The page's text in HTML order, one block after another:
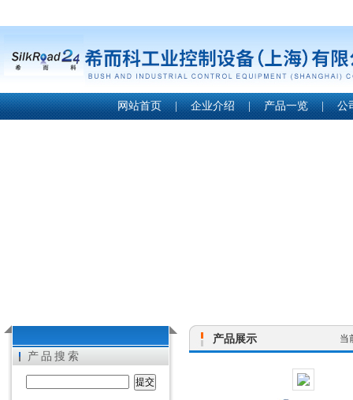
网站首页 | 企业介绍 | 产品一览 | 公
产品搜索
产品展示 当